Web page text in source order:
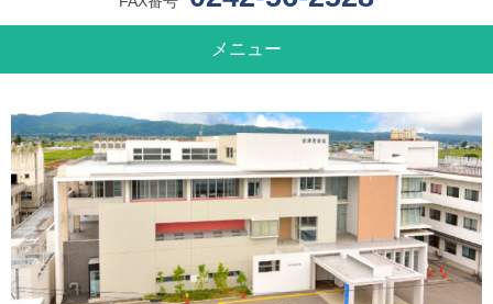
メニュー